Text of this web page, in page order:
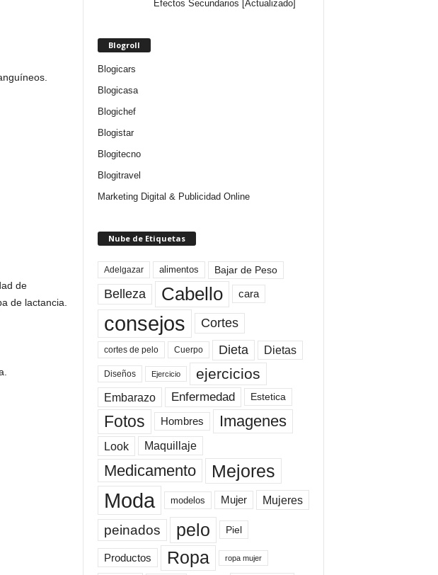
de
de lactancia.
Efectos Secundarios [Actualizado]
Blogroll
Blogicars
Blogicasa
Blogichef
Blogistar
Blogitecno
Blogitravel
Marketing Digital & Publicidad Online
Nube de Etiquetas
Adelgazar alimentos Bajar de Peso
Belleza Cabello cara
consejos Cortes
cortes de pelo Cuerpo Dieta Dietas
Diseños Ejercicio ejercicios
Embarazo Enfermedad Estetica
Fotos Hombres Imagenes
Look Maquillaje
Medicamento Mejores
Moda modelos Mujer Mujeres
peinados pelo Piel
Productos Ropa ropa mujer